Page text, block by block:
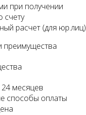
при получении
счету
расчет (для юр.лиц)
24 месяцев
способы оплаты